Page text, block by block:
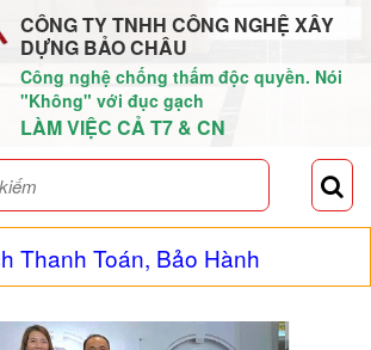
CÔNG TY TNHH CÔNG NGHỆ XÂY
DỰNG BẢO CHÂU
Công nghệ chống thấm độc quyền. Nói
"Không" với đục gạch
LÀM VIỆC CẢ T7 & CN
Thanh Toán, Bảo Hành